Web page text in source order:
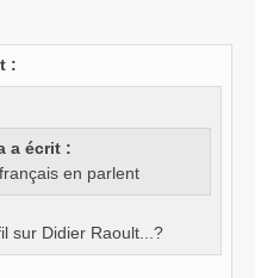
:
a écrit :
en parlent
sur Didier Raoult...?